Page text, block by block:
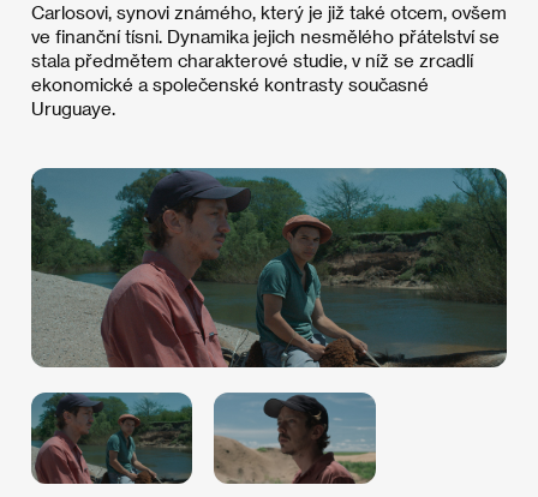
Carlosovi, synovi známého, který je již také otcem, ovšem
ve finanční tísni. Dynamika jejich nesmělého přátelství se
stala předmětem charakterové studie, v níž se zrcadlí
ekonomické a společenské kontrasty současné
Uruguaye.